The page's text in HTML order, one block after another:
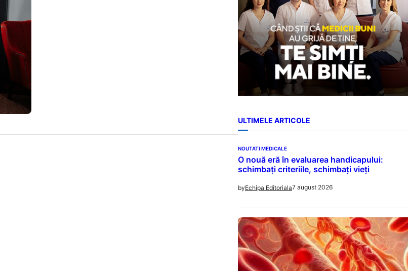
sangelui si ritmul cardiac se modifica foarte…
ULTIMELE ARTICOLE
NOUTATI MEDICALE
O nouă eră în evaluarea handicapului:
schimbați criteriile, schimbați vieți
byEchipa Editoriala7 august 2026